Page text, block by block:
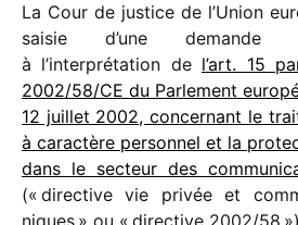
La Cour de justice de l’Union
saisie d’une demande
à l’interprétation de l’art. 15
2002/​58/​CE du Parlement
12 juillet 2002, concer­nant le
à carac­tère person­nel et la
dans le secteur des
(« direc­tive vie privée et